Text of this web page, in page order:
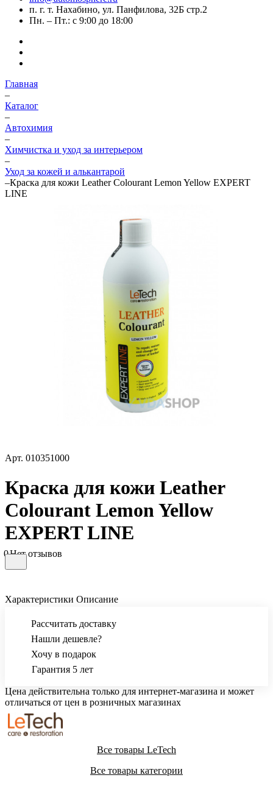
п. г. т. Нахабино, ул. Панфилова, 32Б стр.2
Пн. – Пт.: с 9:00 до 18:00
Главная
–
Каталог
–
Автохимия
–
Химчистка и уход за интерьером
–
Уход за кожей и алькантарой
–Краска для кожи Leather Colourant Lemon Yellow EXPERT
LINE
Арт. 010351000
Краска для кожи Leather
Colourant Lemon Yellow
EXPERT LINE
0Нет отзывов
Характеристики Описание
Рассчитать доставку
Нашли дешевле?
Хочу в подарок
Гарантия 5 лет
Цена действительна только для интернет-магазина и может
отличаться от цен в розничных магазинах
Все товары LeTech
Все товары категории